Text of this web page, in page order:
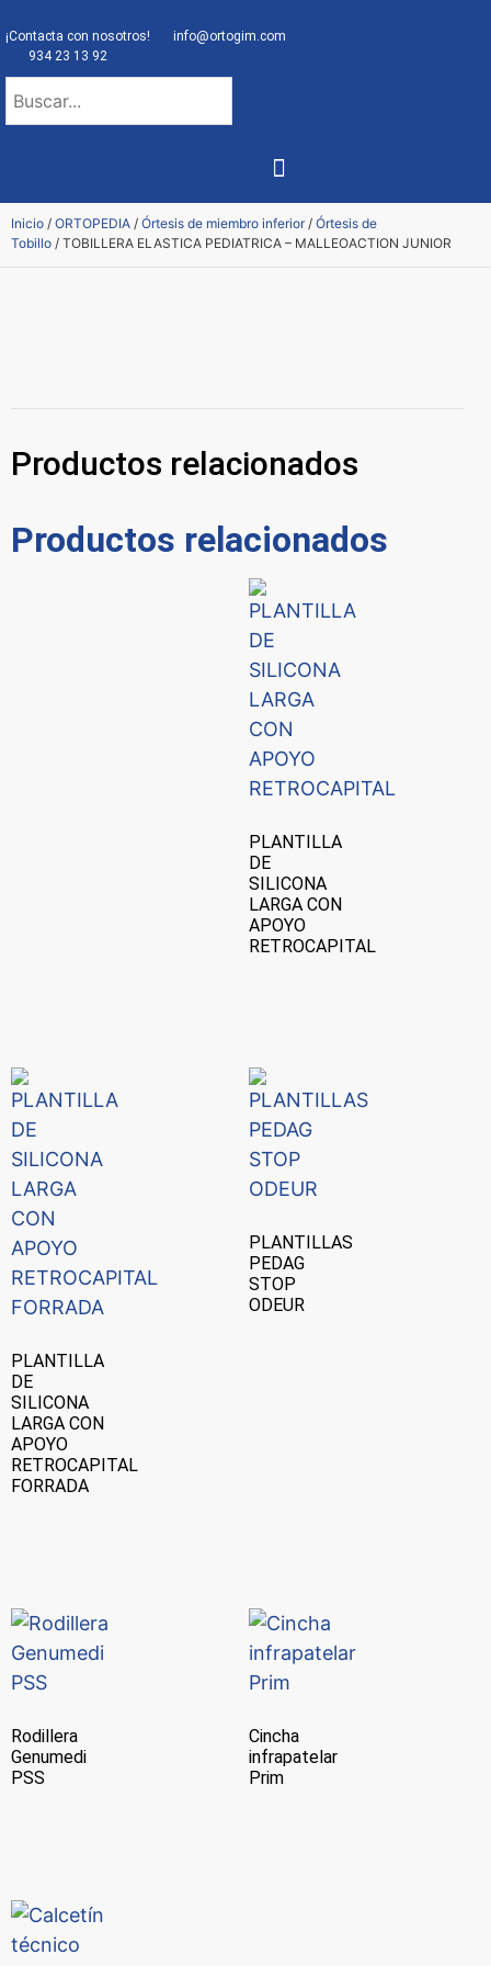
¡Contacta con nosotros!
info@ortogim.com
934 23 13 92
Inicio / ORTOPEDIA / Órtesis de miembro inferior/ Órtesis de
Tobillo / TOBILLERA ELASTICA PEDIATRICA – MALLEOACTION JUNIOR
Productos relacionados
Productos relacionados
PLANTILLA
DE
SILICONA
LARGA CON
APOYO
RETROCAPITAL
PLANTILLA
DE
SILICONA
LARGA CON
APOYO
RETROCAPITAL
FORRADA
PLANTILLAS
PEDAG
STOP
ODEUR
Rodillera
Genumedi
PSS
Cincha
infrapatelar
Prim